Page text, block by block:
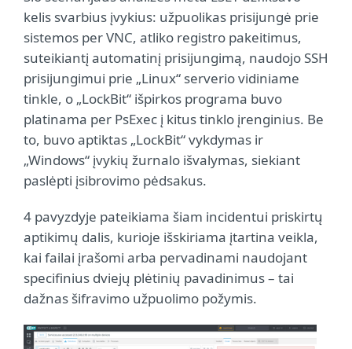
kelis svarbius įvykius: užpuolikas prisijungė prie
sistemos per VNC, atliko registro pakeitimus,
suteikiantį automatinį prisijungimą, naudojo SSH
prisijungimui prie „Linux“ serverio vidiniame
tinkle, o „LockBit“ išpirkos programa buvo
platinama per PsExec į kitus tinklo įrenginius. Be
to, buvo aptiktas „LockBit“ vykdymas ir
„Windows“ įvykių žurnalo išvalymas, siekiant
paslėpti įsibrovimo pėdsakus.
4 pavyzdyje pateikiama šiam incidentui priskirtų
aptikimų dalis, kurioje išskiriama įtartina veikla,
kai failai įrašomi arba pervadinami naudojant
specifinius dviejų plėtinių pavadinimus – tai
dažnas šifravimo užpuolimo požymis.